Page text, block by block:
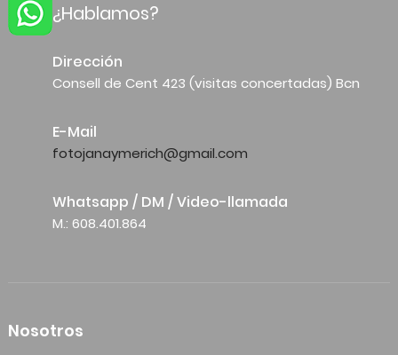
¿Hablamos?
Dirección
Consell de Cent 423 (visitas concertadas) Bcn
E-Mail
fotojanaymerich@gmail.com
Whatsapp / DM / Video-llamada
M.: 608.401.864
Nosotros